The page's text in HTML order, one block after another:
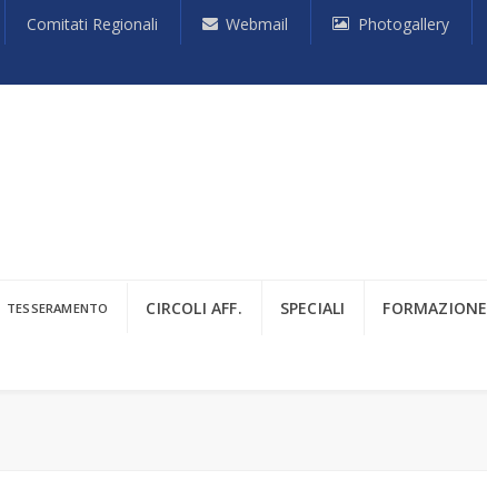
Comitati Regionali Webmail Photogallery
TESSERAMENTO CIRCOLI AFF. SPECIALI FORMAZIONE